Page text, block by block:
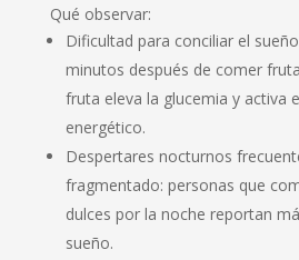
Qué observar:
Dificultad para conciliar el
minutos después de comer
fruta eleva la glucemia y activa
energético.
Despertares nocturnos
fragmentado: personas que
dulces por la noche reportan
sueño.